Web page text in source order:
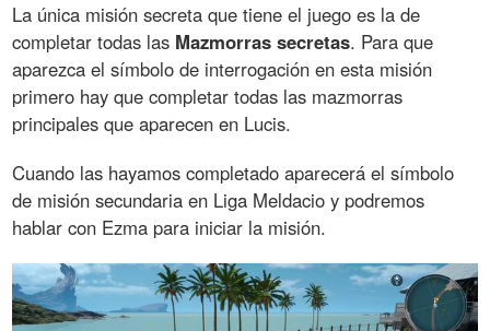
La única misión secreta que tiene el juego es la de
completar todas las Mazmorras secretas. Para que
aparezca el símbolo de interrogación en esta misión
primero hay que completar todas las mazmorras
principales que aparecen en Lucis.
Cuando las hayamos completado aparecerá el símbolo
de misión secundaria en Liga Meldacio y podremos
hablar con Ezma para iniciar la misión.